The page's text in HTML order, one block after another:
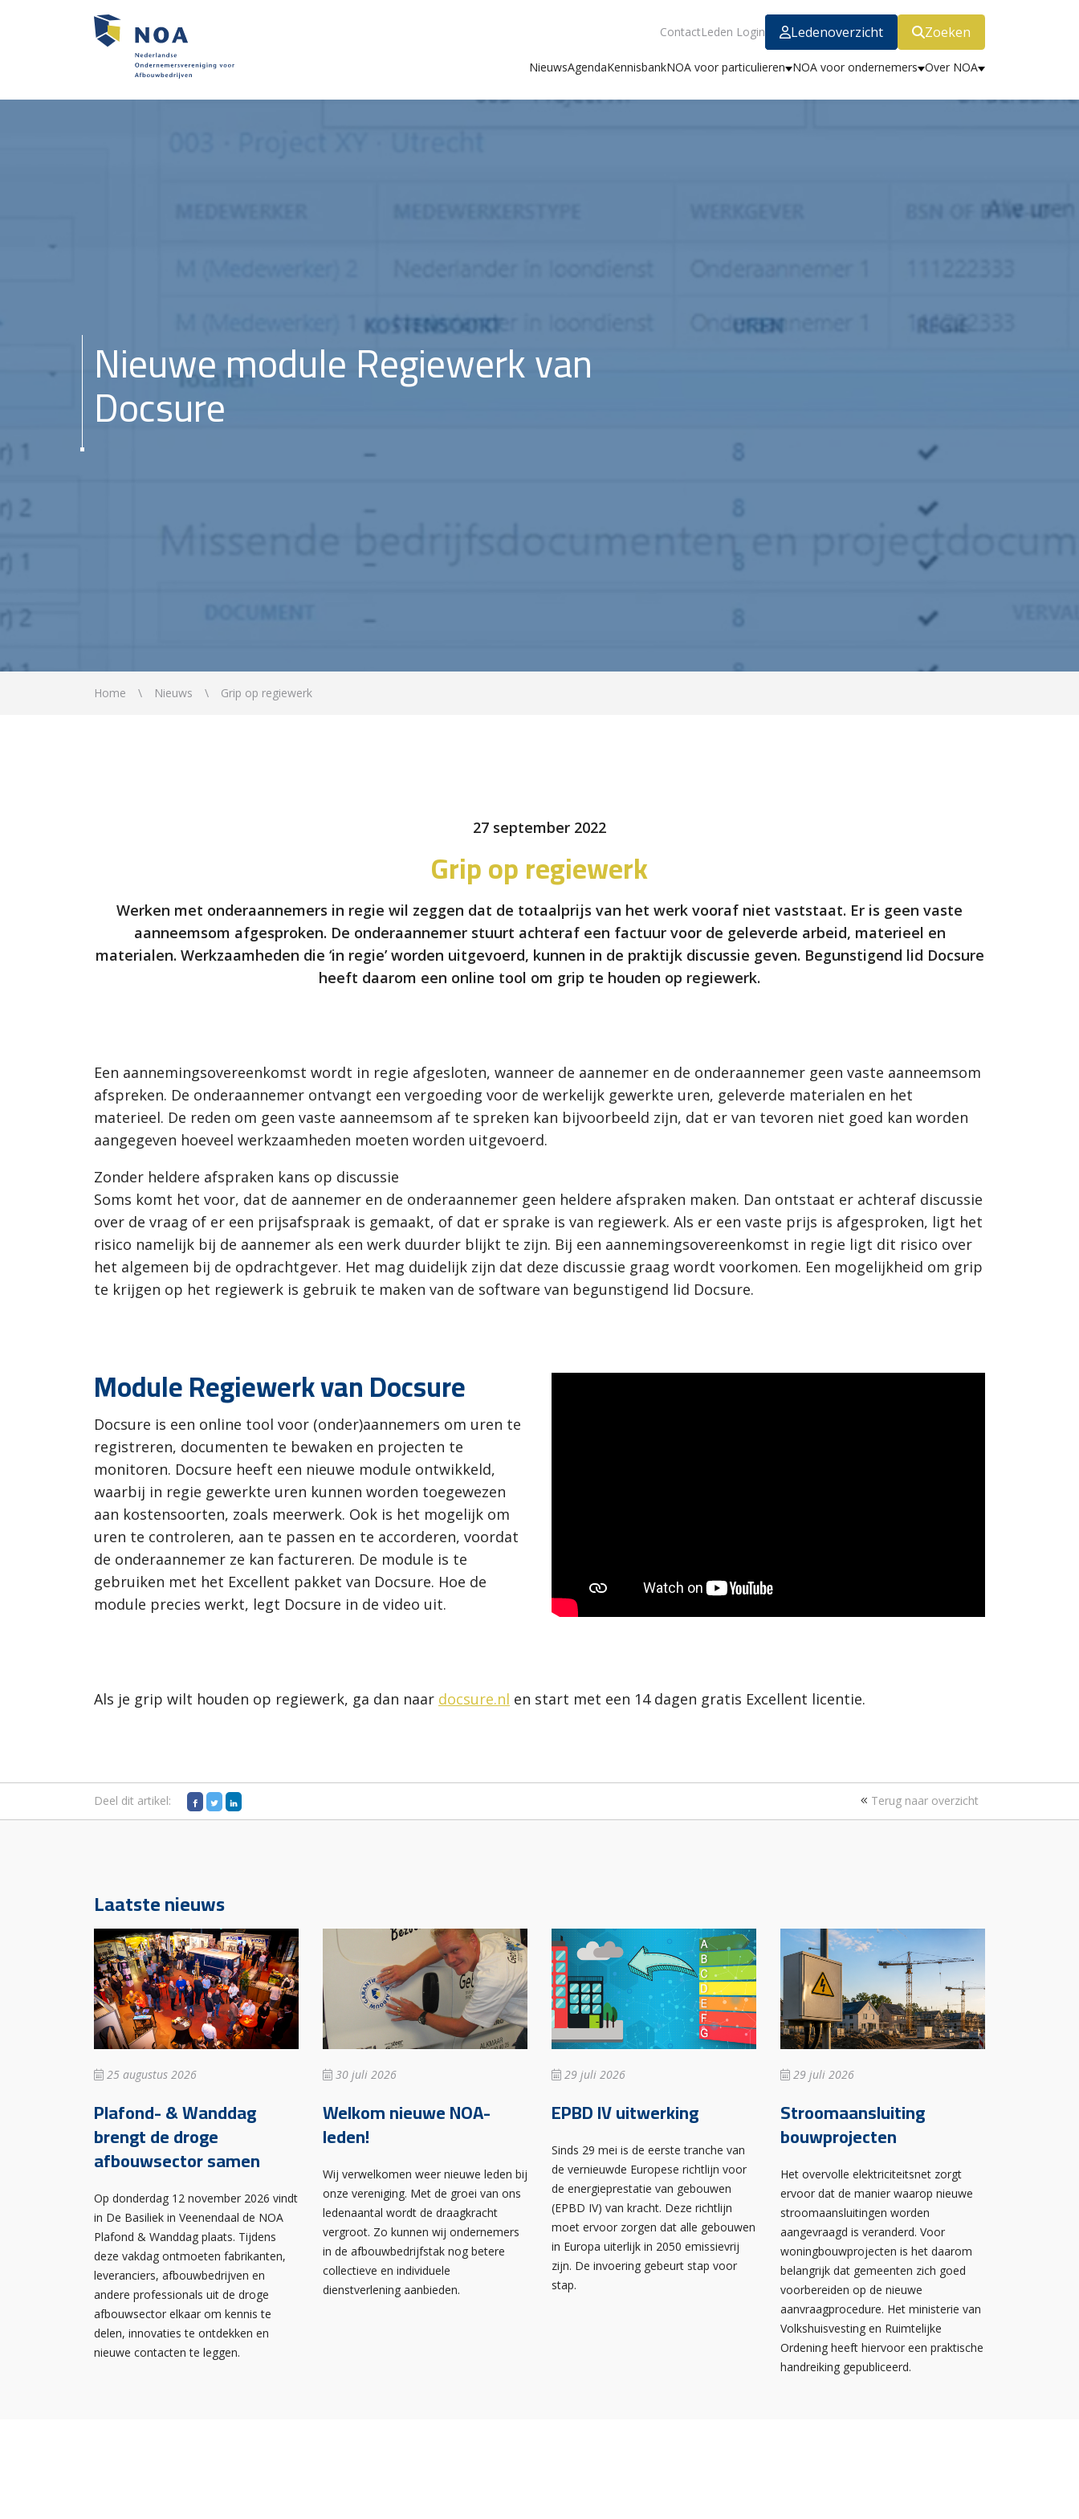
ContactLeden Login Ledenoverzicht Zoeken
NieuwsAgendaKennisbankNOA voor particulieren NOA voor ondernemers Over NOA
Nieuwe module Regiewerk van
Docsure
Home Nieuws Grip op regiewerk
27 september 2022
Grip op regiewerk
Werken met onderaannemers in regie wil zeggen dat de totaalprijs van het werk vooraf niet vaststaat. Er is geen vaste
aanneemsom afgesproken. De onderaannemer stuurt achteraf een factuur voor de geleverde arbeid, materieel en
materialen. Werkzaamheden die ‘in regie’ worden uitgevoerd, kunnen in de praktijk discussie geven. Begunstigend lid Docsure
heeft daarom een online tool om grip te houden op regiewerk.
Een aannemingsovereenkomst wordt in regie afgesloten, wanneer de aannemer en de onderaannemer geen vaste aanneemsom
afspreken. De onderaannemer ontvangt een vergoeding voor de werkelijk gewerkte uren, geleverde materialen en het
materieel. De reden om geen vaste aanneemsom af te spreken kan bijvoorbeeld zijn, dat er van tevoren niet goed kan worden
aangegeven hoeveel werkzaamheden moeten worden uitgevoerd.
Zonder heldere afspraken kans op discussie
Soms komt het voor, dat de aannemer en de onderaannemer geen heldere afspraken maken. Dan ontstaat er achteraf discussie
over de vraag of er een prijsafspraak is gemaakt, of dat er sprake is van regiewerk. Als er een vaste prijs is afgesproken, ligt het
risico namelijk bij de aannemer als een werk duurder blijkt te zijn. Bij een aannemingsovereenkomst in regie ligt dit risico over
het algemeen bij de opdrachtgever. Het mag duidelijk zijn dat deze discussie graag wordt voorkomen. Een mogelijkheid om grip
te krijgen op het regiewerk is gebruik te maken van de software van begunstigend lid Docsure.
Module Regiewerk van Docsure
Docsure is een online tool voor (onder)aannemers om uren te
registreren, documenten te bewaken en projecten te
monitoren. Docsure heeft een nieuwe module ontwikkeld,
waarbij in regie gewerkte uren kunnen worden toegewezen
aan kostensoorten, zoals meerwerk. Ook is het mogelijk om
uren te controleren, aan te passen en te accorderen, voordat
de onderaannemer ze kan factureren. De module is te
gebruiken met het Excellent pakket van Docsure. Hoe de
module precies werkt, legt Docsure in de video uit.
Als je grip wilt houden op regiewerk, ga dan naar docsure.nl en start met een 14 dagen gratis Excellent licentie.
Deel dit artikel: Terug naar overzicht
Laatste nieuws
25 augustus 2026
Plafond- & Wanddag
brengt de droge
afbouwsector samen
Op donderdag 12 november 2026 vindt
in De Basiliek in Veenendaal de NOA
Plafond & Wanddag plaats. Tijdens
deze vakdag ontmoeten fabrikanten,
leveranciers, afbouwbedrijven en
andere professionals uit de droge
afbouwsector elkaar om kennis te
delen, innovaties te ontdekken en
nieuwe contacten te leggen.
30 juli 2026
Welkom nieuwe NOA-
leden!
Wij verwelkomen weer nieuwe leden bij
onze vereniging. Met de groei van ons
ledenaantal wordt de draagkracht
vergroot. Zo kunnen wij ondernemers
in de afbouwbedrijfstak nog betere
collectieve en individuele
dienstverlening aanbieden.
29 juli 2026
EPBD IV uitwerking
Sinds 29 mei is de eerste tranche van
de vernieuwde Europese richtlijn voor
de energieprestatie van gebouwen
(EPBD IV) van kracht. Deze richtlijn
moet ervoor zorgen dat alle gebouwen
in Europa uiterlijk in 2050 emissievrij
zijn. De invoering gebeurt stap voor
stap.
29 juli 2026
Stroomaansluiting
bouwprojecten
Het overvolle elektriciteitsnet zorgt
ervoor dat de manier waarop nieuwe
stroomaansluitingen worden
aangevraagd is veranderd. Voor
woningbouwprojecten is het daarom
belangrijk dat gemeenten zich goed
voorbereiden op de nieuwe
aanvraagprocedure. Het ministerie van
Volkshuisvesting en Ruimtelijke
Ordening heeft hiervoor een praktische
handreiking gepubliceerd.